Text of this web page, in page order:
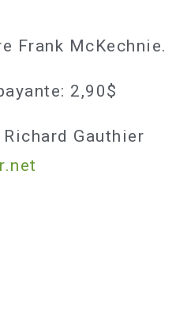
Frank McKechnie.
2,90$
Gauthier